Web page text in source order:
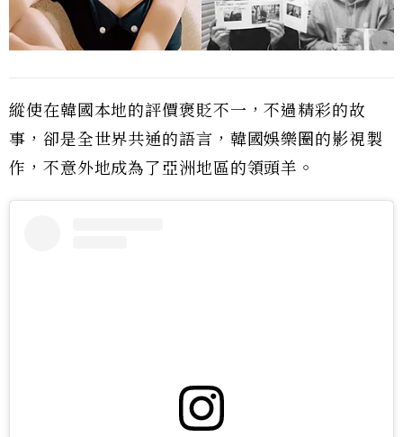
縱使在韓國本地的評價褒貶不一，不過精彩的故
事，卻是全世界共通的語言，韓國娛樂圈的影視製
作，不意外地成為了亞洲地區的領頭羊。